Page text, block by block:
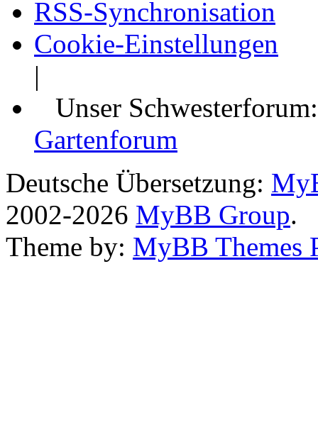
RSS-Synchronisation
Cookie-Einstellungen
|
Unser
Gartenforum
Deutsche Übersetzung:
2002-2026 MyBB Group.
Theme by: MyBB Themes